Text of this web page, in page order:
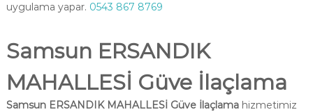
uygulama yapar. 0543 867 8769
Samsun ERSANDIK
MAHALLESİ Güve İlaçlama
Samsun ERSANDIK MAHALLESİ Güve İlaçlamahizmetimiz